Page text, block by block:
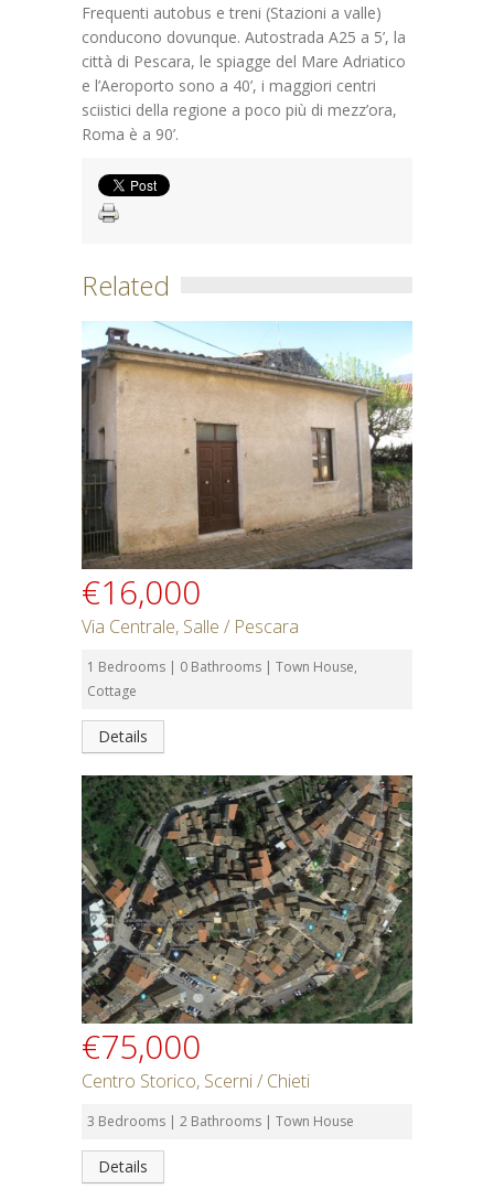
Frequenti autobus e treni (Stazioni a valle)
conducono dovunque. Autostrada A25 a 5’, la
città di Pescara, le spiagge del Mare Adriatico
e l’Aeroporto sono a 40’, i maggiori centri
sciistici della regione a poco più di mezz’ora,
Roma è a 90’.
Related
€16,000
Via Centrale, Salle / Pescara
1 Bedrooms | 0 Bathrooms | Town House,
Cottage
Details
€75,000
Centro Storico, Scerni / Chieti
3 Bedrooms | 2 Bathrooms | Town House
Details